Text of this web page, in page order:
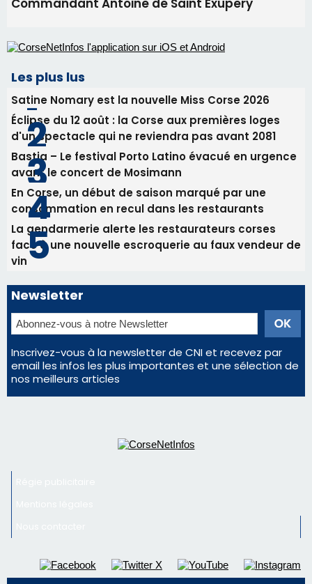
05/08/2026 09:53
procession le 14 août
31/07/2026 08:24
Tennis - Début ce week-end du tournoi du
RCPV
31/07/2026 08:22
82ème anniversaire de la disparition du
Commandant Antoine de Saint Exupery
Les plus lus
Satine Nomary est la nouvelle Miss Corse 2026
Éclipse du 12 août : la Corse aux premières loges
d'un spectacle qui ne reviendra pas avant 2081
Bastia – Le festival Porto Latino évacué en urgence
avant le concert de Mosimann
En Corse, un début de saison marqué par une
consommation en recul dans les restaurants
nos meilleurs articles